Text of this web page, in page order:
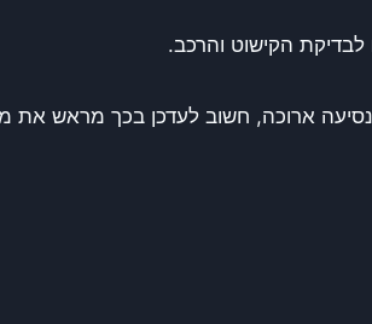
הקישוט והרכב.
ארוכה, חשוב לעדכן בכך מראש את